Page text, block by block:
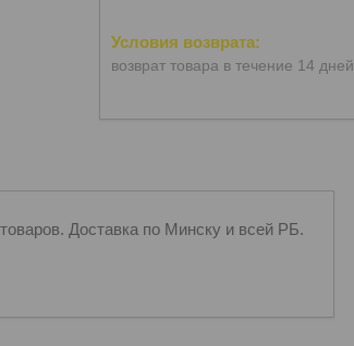
возврат товара в течение 14 дней
Доставка по Минску и всей РБ.